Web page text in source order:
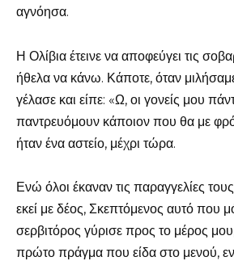
αγνόησα.
Η Ολίβια έτεινε να αποφεύγει τις
ήθελα να κάνω. Κάποτε, όταν
γέλασε και είπε: «Ω, οι γονείς μου
παντρευόμουν κάποιον που θα με
ήταν ένα αστείο, μέχρι τώρα.
Ενώ όλοι έκαναν τις παραγγελίες
εκεί με δέος, Σκεπτόμενος αυτό που
σερβιτόρος γύρισε προς το μέρος
πρώτο πράγμα που είδα στο μενού,